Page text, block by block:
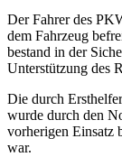
Der Fahrer des
dem Fahrzeug
bestand in der
Unterstützung des
Die durch
wurde durch den
vorherigen Einsatz
war.